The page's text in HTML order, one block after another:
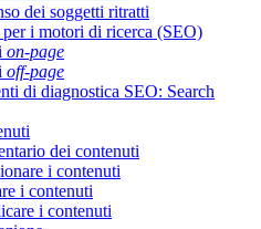
dei soggetti ritratti
i motori di ricerca (SEO)
on-page
off-page
di diagnostica SEO: Search
dei contenuti
i contenuti
i contenuti
i contenuti